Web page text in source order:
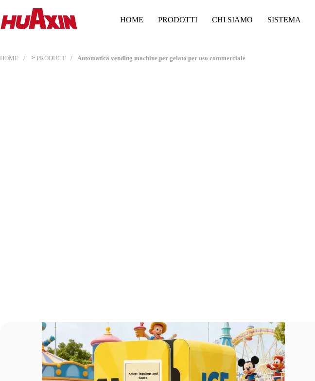
HOME PRODOTTI CHI SIAMO SISTEMA
HOME > PRODUCT Automatica vending machine per gelato per uso commerciale